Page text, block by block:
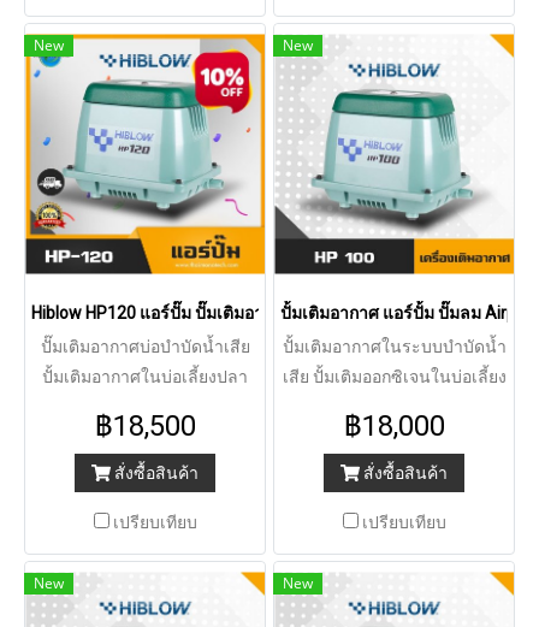
New
Hiblow HP120 แอร์ปั๊ม ปั๊มเติมอากาศในระบบบำบัดน้ำเสีย
ปั๊มเติมอากาศบ่อบำบัดน้ำเสีย
ปั้มเติมอากาศในบ่อเลี้ยงปลา
ลิตร/นาที เติมลมต่อเนื่อง เสียง
เงียบ ไม่รบกวน
฿18,500
สั่งซื้อสินค้า
เปรียบเทียบ
New
ปั้มเติมอากาศ แอร์ปั้ม ปั๊มลม
ปั้มเติมอากาศในระบบบำบัดน้ำ
เสีย ปั้มเติมออกซิเจนในบ่อเลี้ยง
ต่อเนื่อง
฿18,000
สั่งซื้อสินค้า
เปรียบเทียบ
New New